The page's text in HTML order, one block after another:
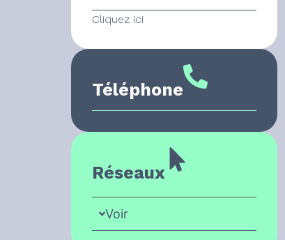
Cliquez ici
Téléphone
Réseaux
Voir